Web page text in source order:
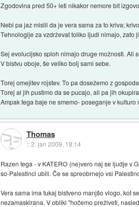
Zgodovina pred 50+ leti nikakor nemore bit
Nebi pa jaz mislil da je vera sama za to kriva;
Tehnologije za vzdrževat toliko ljudi nimajo,
Sej evolucijsko sploh nimajo druge možnosti. Ali
V bistvu oboje, še veliko bolj sami sebe.
Torej omejitev rojstev. To pa dosežemo z
Torej al jih pustimo da se pucajo, ali pa jih
Ampak tega baje ne smemo- poseganje v kulturo
Thomas
::2. jan 2009, 18:14
Razen tega - v KATERO (ne)vero naj se ljudje v
so-Palestinci ubili. Če se spreobrnejo vsi
Vera sama ima tukaj bistveno manjšo vlogo, kot
nezamaskirana. V obliki "hočemo preživeti,